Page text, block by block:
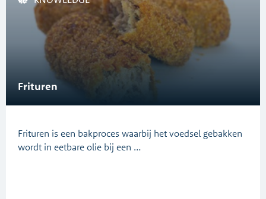
Frituren
Frituren is een bakproces waarbij het voedsel gebakken
wordt in eetbare olie bij een …